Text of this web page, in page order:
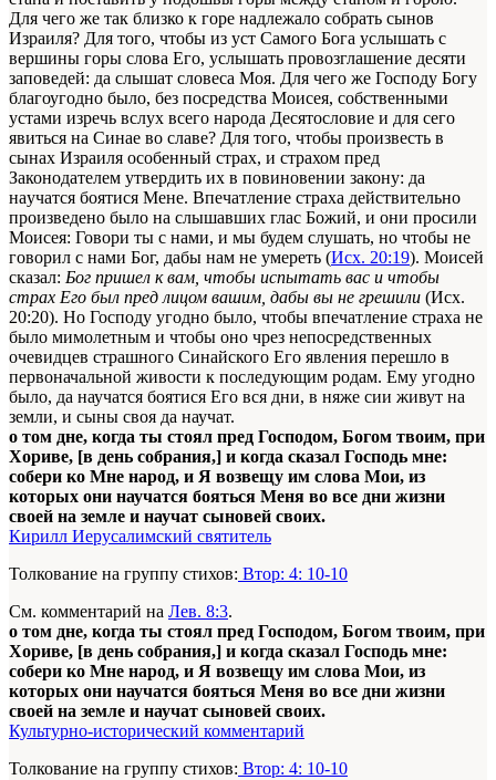
Для чего же так близко к горе надлежало собрать сынов
Израиля? Для того, чтобы из уст Самого Бога услышать с
вершины горы слова Его, услышать провозглашение десяти
заповедей: да слышат словеса Моя. Для чего же Господу Богу
благоугодно было, без посредства Моисея, собственными
устами изречь вслух всего народа Десятословие и для сего
явиться на Синае во славе? Для того, чтобы произвесть в
сынах Израиля особенный страх, и страхом пред
Законодателем утвердить их в повиновении закону: да
нaучатся боятися Мене. Впечатление страха действительно
произведено было на слышавших глас Божий, и они просили
Моисея: Говори ты с нами, и мы будем слушать, но чтобы не
говорил с нами Бог, дабы нам не умереть (Исх. 20:19). Моисей
сказал: Бог пришел к вам, чтобы испытать вас и чтобы
страх Его был пред лицом вашим, дабы вы не грешили (Исх.
20:20). Но Господу угодно было, чтобы впечатление страха не
было мимолетным и чтобы оно чрез непосредственных
очевидцев страшного Синайского Его явления перешло в
первоначальной живости к последующим родам. Ему угодно
было, да научатся боятися Его вся дни, в няже сии живут на
земли, и сыны своя да научат.
о том дне, когда ты стоял пред Господом, Богом твоим, при
Хориве, [в день собрания,] и когда сказал Господь мне:
собери ко Мне народ, и Я возвещу им слова Мои, из
которых они научатся бояться Меня во все дни жизни
своей на земле и научат сыновей своих.
Кирилл Иерусалимский святитель
Толкование на группу стихов: Втор: 4: 10-10
См. комментарий на Лев. 8:3.
о том дне, когда ты стоял пред Господом, Богом твоим, при
Хориве, [в день собрания,] и когда сказал Господь мне:
собери ко Мне народ, и Я возвещу им слова Мои, из
которых они научатся бояться Меня во все дни жизни
своей на земле и научат сыновей своих.
Культурно-исторический комментарий
Толкование на группу стихов: Втор: 4: 10-10